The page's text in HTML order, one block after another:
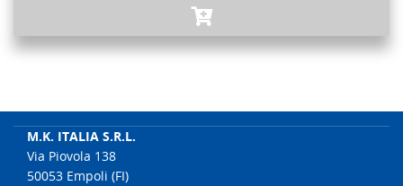
M.K. ITALIA S.R.L.
Via Piovola 138
50053 Empoli (FI)